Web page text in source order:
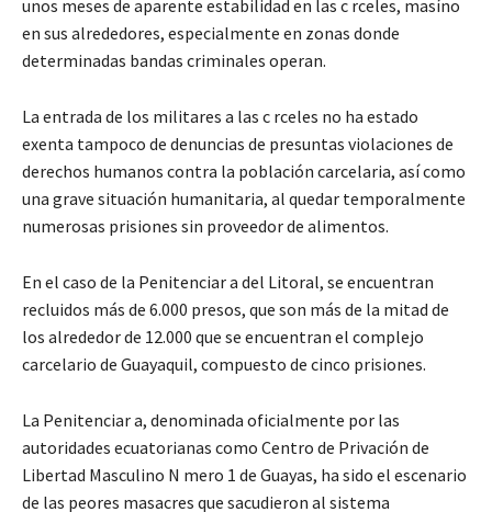
unos meses de aparente estabilidad en las c rceles, masíno
en sus alrededores, especialmente en zonas donde
determinadas bandas criminales operan.
La entrada de los militares a las c rceles no ha estado
exenta tampoco de denuncias de presuntas violaciones de
derechos humanos contra la población carcelaria, así como
una grave situación humanitaria, al quedar temporalmente
numerosas prisiones sin proveedor de alimentos.
En el caso de la Penitenciar a del Litoral, se encuentran
recluidos más de 6.000 presos, que son más de la mitad de
los alrededor de 12.000 que se encuentran el complejo
carcelario de Guayaquil, compuesto de cinco prisiones.
La Penitenciar a, denominada oficialmente por las
autoridades ecuatorianas como Centro de Privación de
Libertad Masculino N mero 1 de Guayas, ha sido el escenario
de las peores masacres que sacudieron al sistema